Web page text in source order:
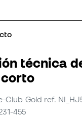
técnica
Club Gold ref.
455